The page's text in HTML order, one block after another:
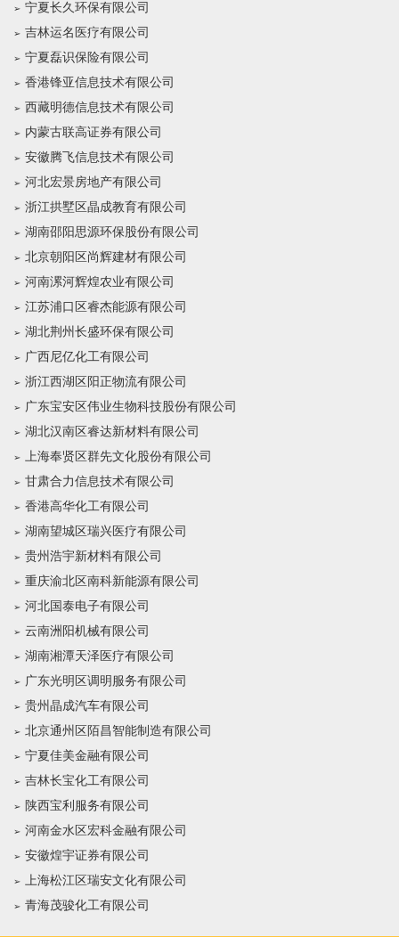
宁夏长久环保有限公司
吉林运名医疗有限公司
宁夏磊识保险有限公司
香港锋亚信息技术有限公司
西藏明德信息技术有限公司
内蒙古联高证券有限公司
安徽腾飞信息技术有限公司
河北宏景房地产有限公司
浙江拱墅区晶成教育有限公司
湖南邵阳思源环保股份有限公司
北京朝阳区尚辉建材有限公司
河南漯河辉煌农业有限公司
江苏浦口区睿杰能源有限公司
湖北荆州长盛环保有限公司
广西尼亿化工有限公司
浙江西湖区阳正物流有限公司
广东宝安区伟业生物科技股份有限公司
湖北汉南区睿达新材料有限公司
上海奉贤区群先文化股份有限公司
甘肃合力信息技术有限公司
香港高华化工有限公司
湖南望城区瑞兴医疗有限公司
贵州浩宇新材料有限公司
重庆渝北区南科新能源有限公司
河北国泰电子有限公司
云南洲阳机械有限公司
湖南湘潭天泽医疗有限公司
广东光明区调明服务有限公司
贵州晶成汽车有限公司
北京通州区陌昌智能制造有限公司
宁夏佳美金融有限公司
吉林长宝化工有限公司
陕西宝利服务有限公司
河南金水区宏科金融有限公司
安徽煌宇证券有限公司
上海松江区瑞安文化有限公司
青海茂骏化工有限公司